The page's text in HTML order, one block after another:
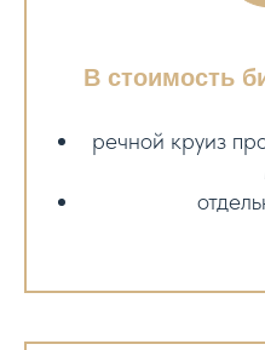
В стоимость
речной круиз